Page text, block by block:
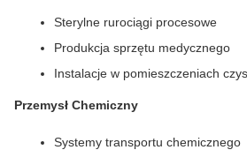
Sterylne rurociągi procesowe
Produkcja sprzętu medycznego
Instalacje w pomieszczeniach
Przemysł Chemiczny
Systemy transportu chemicznego